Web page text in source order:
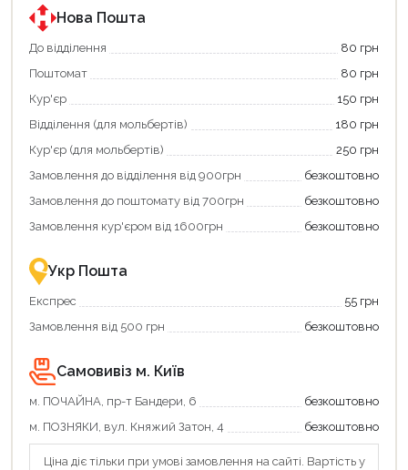
Нова Пошта
До відділення
80 грн
Поштомат
80 грн
Кур'єр
150 грн
Відділення (для мольбертів)
180 грн
Кур'єр (для мольбертів)
250 грн
Замовлення до відділення від 900грн
безкоштовно
Замовлення до поштомату від 700грн
безкоштовно
Замовлення кур'єром від 1600грн
безкоштовно
Укр Пошта
Експрес
55 грн
Замовлення від 500 грн
безкоштовно
Самовивіз м. Київ
м. ПОЧАЙНА, пр-т Бандери, 6
безкоштовно
м. ПОЗНЯКИ, вул. Княжий Затон, 4
безкоштовно
Ціна діє тільки при умові замовлення на сайті. Вартість у
Продовжити покупки